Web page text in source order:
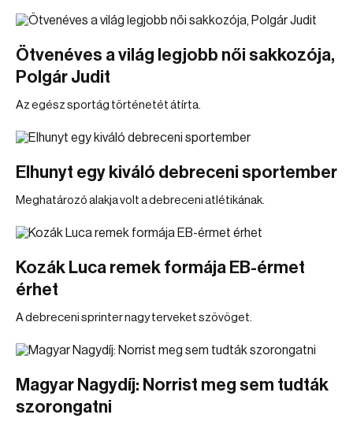
Ötvenéves a világ legjobb női sakkozója,
Polgár Judit
Az egész sportág történetét átírta.
Elhunyt egy kiváló debreceni sportember
Meghatározó alakja volt a debreceni atlétikának.
Kozák Luca remek formája EB-érmet
érhet
A debreceni sprinter nagy terveket szövöget.
Magyar Nagydíj: Norrist meg sem tudták
szorongatni